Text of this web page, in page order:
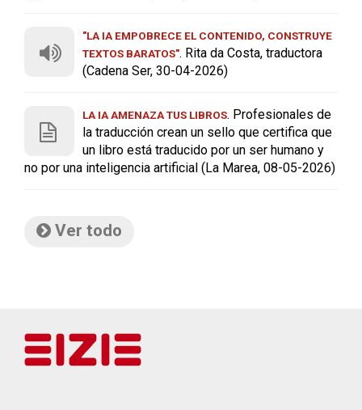
"LA IA EMPOBRECE EL CONTENIDO, CONSTRUYE
TEXTOS BARATOS". Rita da Costa, traductora
(Cadena Ser, 30-04-2026)
LA IA AMENAZA TUS LIBROS. Profesionales de
la traducción crean un sello que certifica que
un libro está traducido por un ser humano y
no por una inteligencia artificial (La Marea, 08-05-2026)
Ver todo